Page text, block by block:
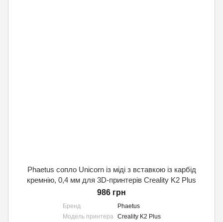
Phaetus сопло Unicorn із міді з вставкою із карбід
кремнію, 0,4 мм для 3D-принтерів Creality K2 Plus
986 грн
Бренд
Phaetus
Модель принтера
Creality K2 Plus